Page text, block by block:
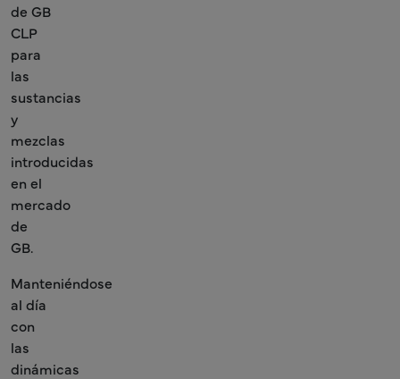
de GB
CLP
para
las
sustancias
y
mezclas
introducidas
en el
mercado
de
GB.
Manteniéndose
al día
con
las
dinámicas